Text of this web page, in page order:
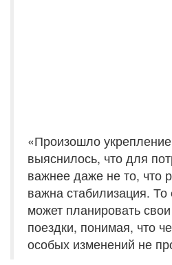
«Произошло
выяснилось, что для
важнее даже не то, что
важна стабилизация. То
может планировать
поездки, понимая, что
особых изменений не